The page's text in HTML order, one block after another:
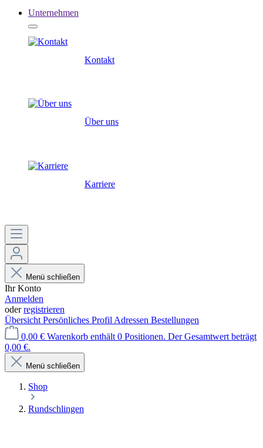
Unternehmen
Kontakt
Über uns
Karriere
Menü schließen
Ihr Konto
Anmelden
oderregistrieren
Übersicht Persönliches Profil Adressen Bestellungen
0,00 € Warenkorb enthält 0 Positionen. Der Gesamtwert beträgt
0,00 €.
Menü schließen
Shop
Rundschlingen